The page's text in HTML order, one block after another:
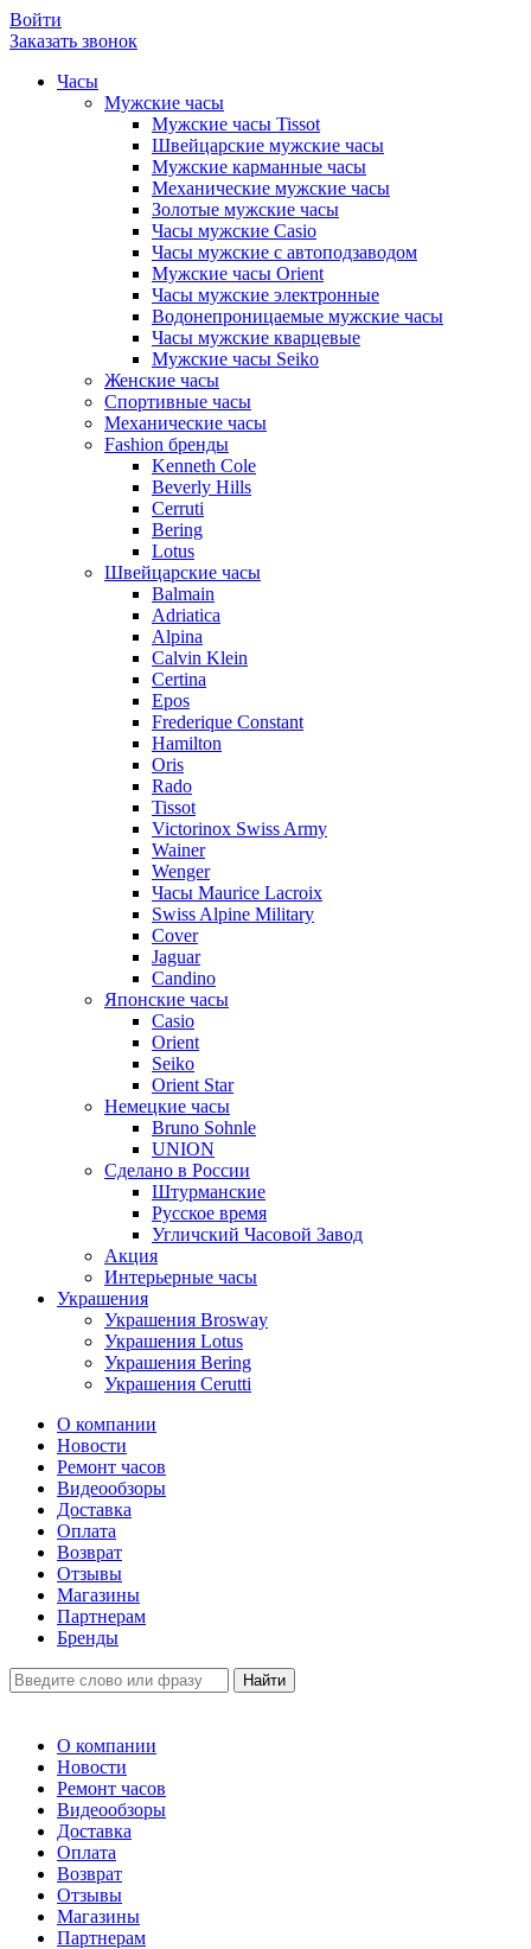
Войти
Заказать звонок
Часы
Мужские часы
Мужские часы Tissot
Швейцарские мужские часы
Мужские карманные часы
Механические мужские часы
Золотые мужские часы
Часы мужские Casio
Часы мужские с автоподзаводом
Мужские часы Orient
Часы мужские электронные
Водонепроницаемые мужские часы
Часы мужские кварцевые
Мужские часы Seiko
Женские часы
Спортивные часы
Механические часы
Fashion бренды
Kenneth Cole
Beverly Hills
Cerruti
Bering
Lotus
Швейцарские часы
Balmain
Adriatica
Alpina
Calvin Klein
Certina
Epos
Frederique Constant
Hamilton
Oris
Rado
Tissot
Victorinox Swiss Army
Wainer
Wenger
Часы Maurice Lacroix
Swiss Alpine Military
Cover
Jaguar
Candino
Японские часы
Casio
Orient
Seiko
Orient Star
Немецкие часы
Bruno Sohnle
UNION
Сделано в России
Штурманские
Русское время
Угличский Часовой Завод
Акция
Интерьерные часы
Украшения
Украшения Brosway
Украшения Lotus
Украшения Bering
Украшения Cerutti
О компании
Новости
Ремонт часов
Видеообзоры
Доставка
Оплата
Возврат
Отзывы
Магазины
Партнерам
Бренды
О компании
Новости
Ремонт часов
Видеообзоры
Доставка
Оплата
Возврат
Отзывы
Магазины
Партнерам